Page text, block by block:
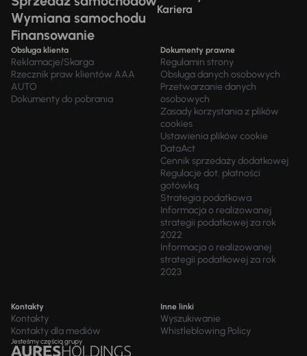
Wymiana samochodu
Finansowanie
Kariera
Obsługa klienta
Reklamacje/Skarga
Rzecznik praw klientów AAA
AUTO
Dokumenty do pobrania
Dokumenty prawne
Regulamin strony
Obsługa danych osobowych
Przetwarzanie danych
osobowych
Zasady korzystania z plików
cookies
Ustawienia plików cookie
DataAct
Cennik sprzedaży dodatkowej
Regulacje dot. płatności
gotówką
Strategia podatkowa
Informacja o realizowanej
strategii podatkowej za rok
2022
Informacja o realizowanej
strategii podatkowej za rok
2023
Kontakty
Kontakty
Kontakty dla mediów
Inne linki
Wyszukiwanie
Whistleblowing Policy
Jesteśmy częścią grupy